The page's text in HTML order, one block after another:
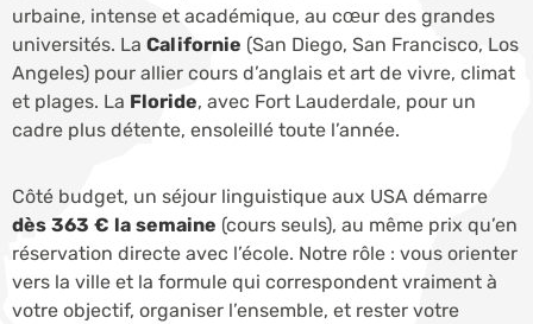
urbaine, intense et académique, au cœur des grandes
universités. La Californie (San Diego, San Francisco, Los
Angeles) pour allier cours d’anglais et art de vivre, climat
et plages. La Floride, avec Fort Lauderdale, pour un
cadre plus détente, ensoleillé toute l’année.
Côté budget, un séjour linguistique aux USA démarre
dès 363 € la semaine (cours seuls), au même prix qu’en
réservation directe avec l’école. Notre rôle : vous orienter
vers la ville et la formule qui correspondent vraiment à
votre objectif, organiser l’ensemble, et rester votre